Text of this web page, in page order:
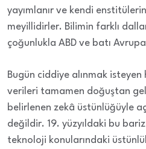
yayımlanır ve kendi
meyillidirler. Bilimin farklı
çoğunlukla ABD ve batı
Bugün ciddiye alınmak
verileri tamamen doğuştan
belirlenen zekâ üstünlüğüyle
değildir. 19. yüzyıldaki bu
teknoloji konularındaki